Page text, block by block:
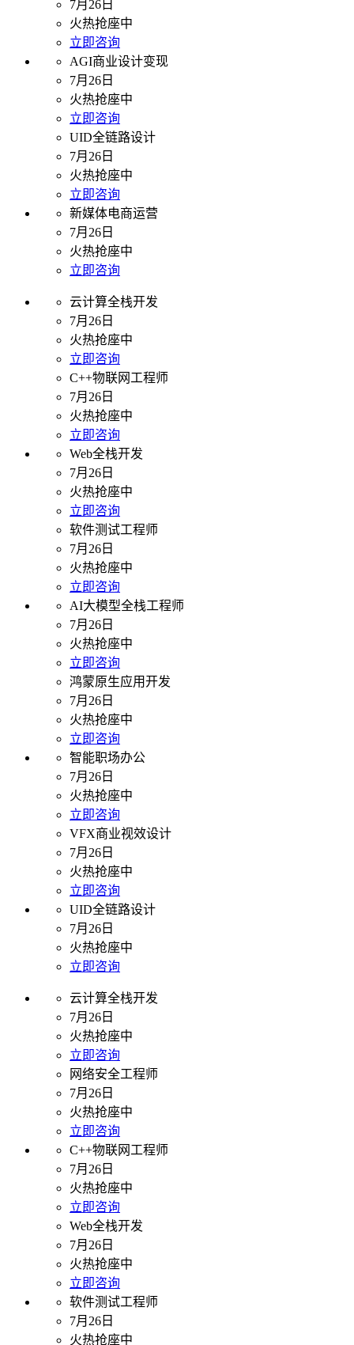
7月26日
火热抢座中
立即咨询
AGI商业设计变现
7月26日
火热抢座中
立即咨询
UID全链路设计
7月26日
火热抢座中
立即咨询
新媒体电商运营
7月26日
火热抢座中
立即咨询
云计算全栈开发
7月26日
火热抢座中
立即咨询
C++物联网工程师
7月26日
火热抢座中
立即咨询
Web全栈开发
7月26日
火热抢座中
立即咨询
软件测试工程师
7月26日
火热抢座中
立即咨询
AI大模型全栈工程师
7月26日
火热抢座中
立即咨询
鸿蒙原生应用开发
7月26日
火热抢座中
立即咨询
智能职场办公
7月26日
火热抢座中
立即咨询
VFX商业视效设计
7月26日
火热抢座中
立即咨询
UID全链路设计
7月26日
火热抢座中
立即咨询
云计算全栈开发
7月26日
火热抢座中
立即咨询
网络安全工程师
7月26日
火热抢座中
立即咨询
C++物联网工程师
7月26日
火热抢座中
立即咨询
Web全栈开发
7月26日
火热抢座中
立即咨询
软件测试工程师
7月26日
火热抢座中